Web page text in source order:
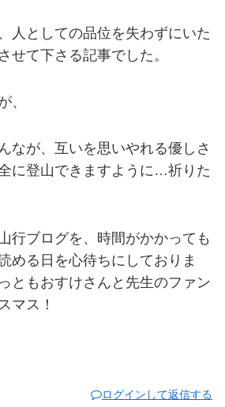
人としての品位を失わずにいた
せて下さる記事でした。
、
なが、互いを思いやれる優しさ
に登山できますように…祈りた
行ブログを、時間がかかっても
める日を心待ちにしておりま
ともおすけさんと先生のファン
マス！
ログインして返信する